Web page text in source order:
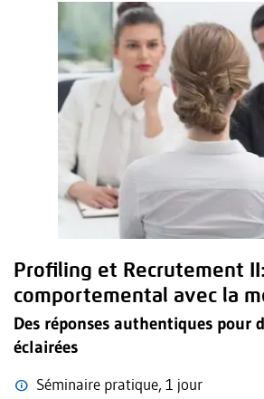
Profiling et Recrutement
comportemental avec la
Des réponses authentiques pour
éclairées
Séminaire pratique, 1 jour